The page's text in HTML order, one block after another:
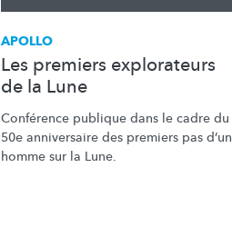
APOLLO
Les premiers explorateurs
de la Lune
Conférence publique dans le cadre du
50e anniversaire des premiers pas d’un
homme sur la Lune.